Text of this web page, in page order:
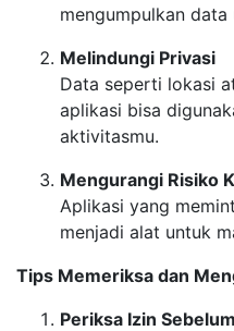
mengumpulkan
Melindungi Privasi
Data seperti lokasi
aplikasi bisa
aktivitasmu.
Mengurangi Risiko
Aplikasi yang
menjadi alat untuk
Tips Memeriksa dan
Periksa Izin